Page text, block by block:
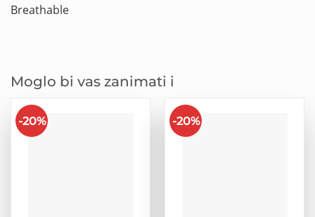
Breathable
Moglo bi vas zanimati i
-20% -20%